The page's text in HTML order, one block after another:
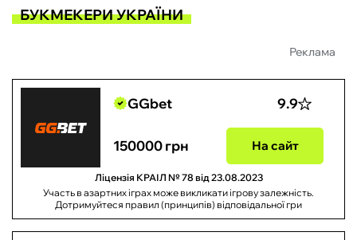
БУКМЕКЕРИ УКРАЇНИ
Реклама
GGbet 9.9
150000 грн На сайт
Ліцензія КРАІЛ № 78 від 23.08.2023
Участь в азартних іграх може викликати ігрову залежність.
Дотримуйтеся правил (принципів) відповідальної гри